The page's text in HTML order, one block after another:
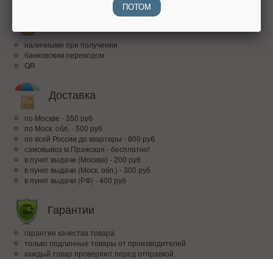
наличными при получении
банковским переводом
QR
Доставка
по Москве - 350 руб
по Моск. обл. - 500 руб
по всей Росcии до квартиры - 800 руб
самовывоз м.Пражская - бесплатно!
в пункт выдачи (Москва) - 200 руб
в пункт выдачи (Моск. обл.) - 300 руб
в пункт выдачи (РФ) - 400 руб
Гарантии
гарантия качества товара
только подлинные товары от производителей
каждый товар проверяют перед отправкой
ПОТОМ